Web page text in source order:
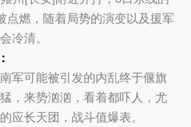
点燃，随着局势的演变以及援军
冷清。
可能被引发的内乱终于偃旗
，来势汹汹，看着都吓人，尤
应长天团，战斗值爆表。